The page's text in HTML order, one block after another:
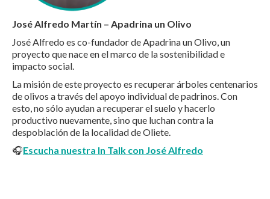
José Alfredo Martín – Apadrina un Olivo
José Alfredo es co-fundador de Apadrina un Olivo, un
proyecto que nace en el marco de la sostenibilidad e
impacto social.
La misión de este proyecto es recuperar árboles centenarios
de olivos a través del apoyo individual de padrinos. Con
esto, no sólo ayudan a recuperar el suelo y hacerlo
productivo nuevamente, sino que luchan contra la
despoblación de la localidad de Oliete.
🎧Escucha nuestra In Talk con José Alfredo